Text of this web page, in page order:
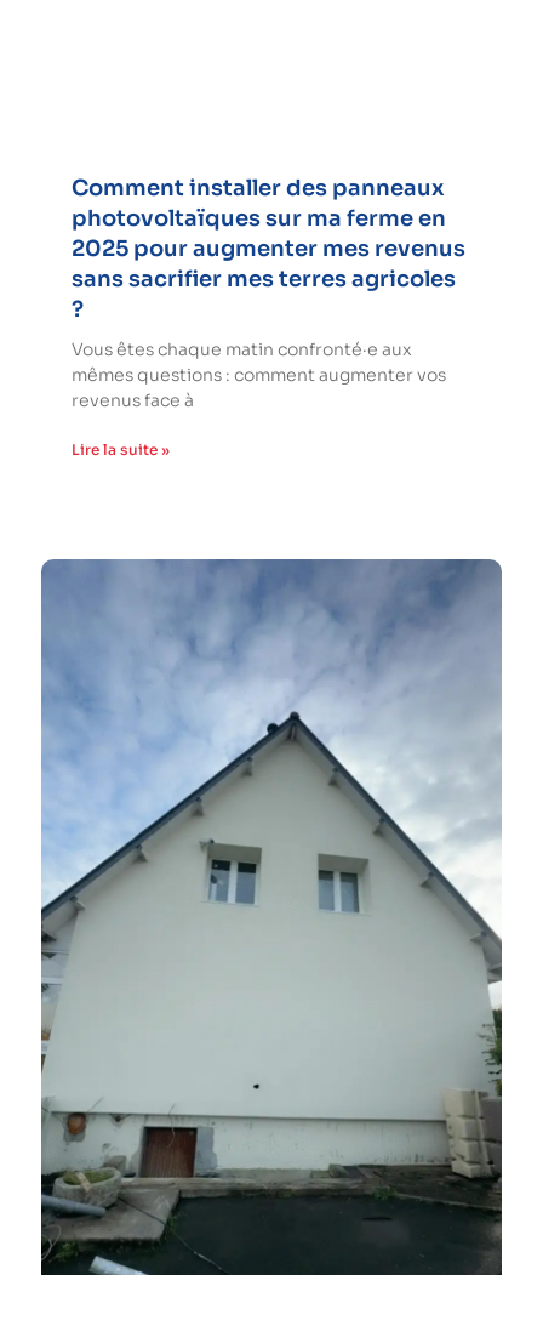
Comment installer des panneaux
photovoltaïques sur ma ferme en
2025 pour augmenter mes revenus
sans sacrifier mes terres agricoles
?
Vous êtes chaque matin confronté·e aux
mêmes questions : comment augmenter vos
revenus face à
Lire la suite »